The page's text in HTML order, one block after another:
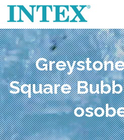
Square